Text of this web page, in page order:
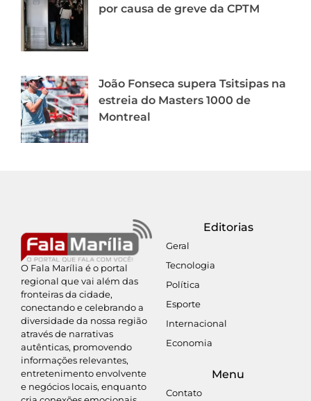
por causa de greve da CPTM
João Fonseca supera Tsitsipas na
estreia do Masters 1000 de
Montreal
O Fala Marília é o portal
regional que vai além das
fronteiras da cidade,
conectando e celebrando a
diversidade da nossa região
através de narrativas
autênticas, promovendo
informações relevantes,
entretenimento envolvente
e negócios locais, enquanto
Editorias
Geral
Tecnologia
Política
Esporte
Internacional
Economia
Menu
Contato